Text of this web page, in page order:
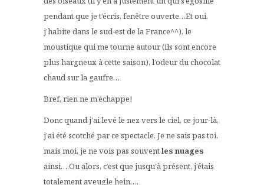
pendant que je t’écris, fenêtre ouverte…Et oui,
j’habite dans le sud-est de la France^^), le
moustique qui me tourne autour (ils sont encore
plus hargneux à cette saison), l’odeur du chocolat
chaud sur la gaufre…
Bref, rien ne m’échappe!
Donc quand j’ai levé le nez vers le ciel, ce jour-là,
j’ai été scotché par ce spectacle. Je ne sais pas toi,
mais moi, je ne vois pas souventles nuages
ainsi….Ou alors, c’est que jusqu’à présent, j’étais
totalement aveugle hein….